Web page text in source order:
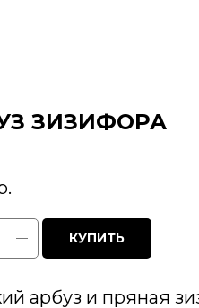
ЗИЗИФОРА
КУПИТЬ
арбуз и пряная